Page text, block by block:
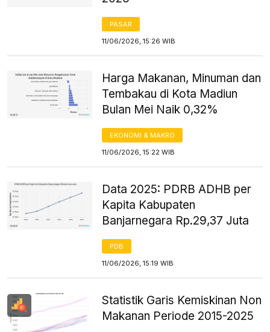
PASAR
11/06/2026, 15:26 WIB
Harga Makanan, Minuman dan
Tembakau di Kota Madiun
Bulan Mei Naik 0,32%
EKONOMI & MAKRO
11/06/2026, 15:22 WIB
Data 2025: PDRB ADHB per
Kapita Kabupaten
Banjarnegara Rp.29,37 Juta
PDB
11/06/2026, 15:19 WIB
Statistik Garis Kemiskinan Non
Makanan Periode 2015-2025